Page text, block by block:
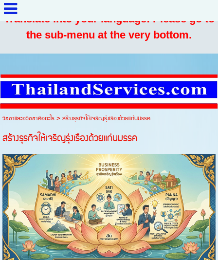
Translate into your language: Please go to
the sub-menu at the very bottom.
วิชชาและอวิชชาคืออะไร>สร้างธุรกิจให้เจริญรุ่งเรืองด้วยแก่นมรรค
สร้างธุรกิจให้เจริญรุ่งเรืองด้วยแก่นมรรค